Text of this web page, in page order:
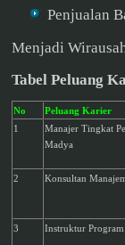
Penjualan
Menjadi
Tabel Peluang
No
Peluang Karier
1
Manajer Tingkat
Madya
2 Konsultan
3 Instruktur Program